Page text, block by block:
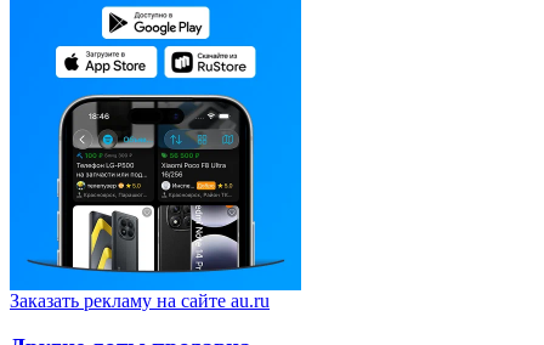
Заказать рекламу на сайте au.ru